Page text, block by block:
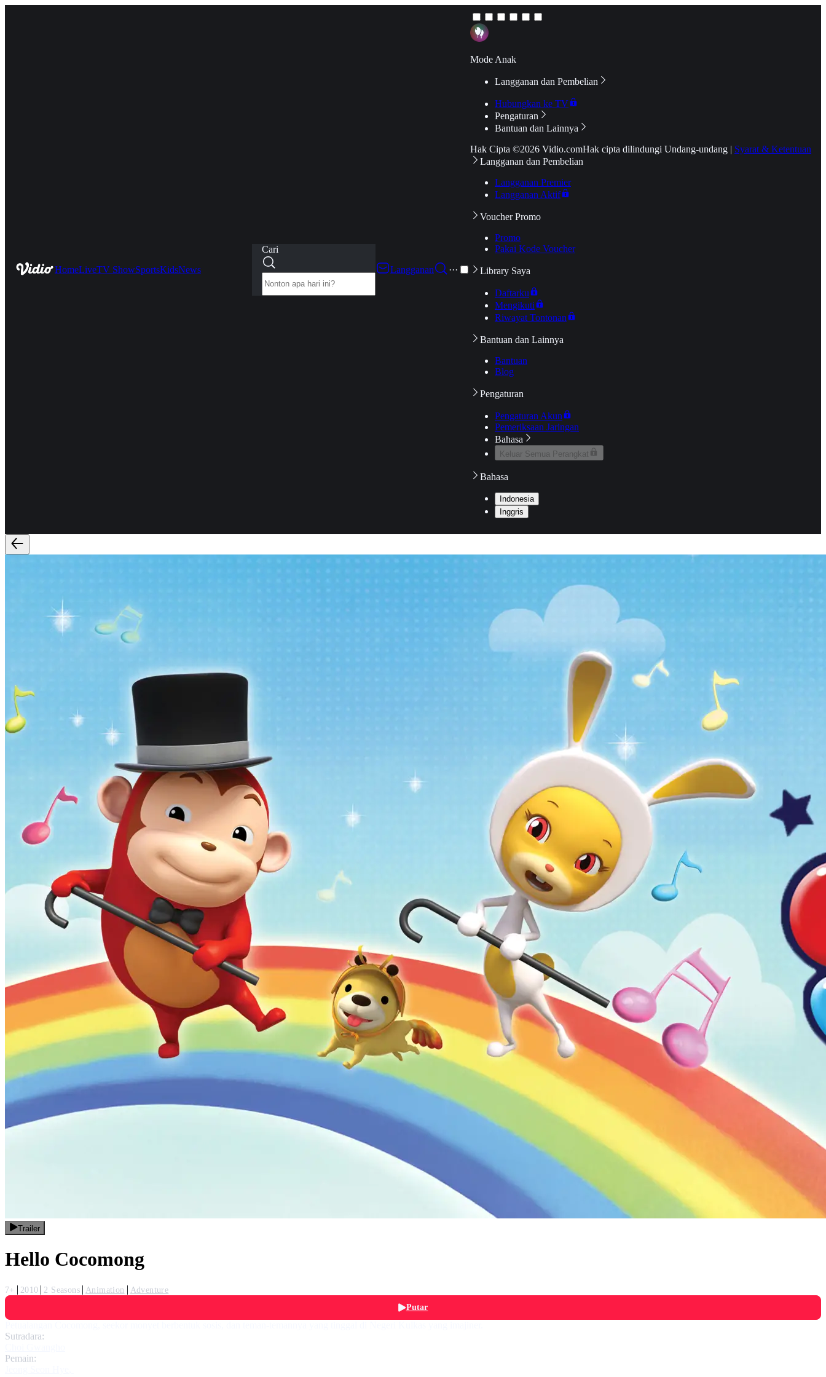
HomeLiveTV ShowSportsKidsNews
Cari
Langganan
···
Mode Anak
Langganan dan Pembelian
Hubungkan ke TV
Pengaturan
Bantuan dan Lainnya
Hak Cipta ©2026 Vidio.comHak cipta dilindungi Undang-undang | Syarat & Ketentuan
Langganan dan Pembelian
Langganan Premier
Langganan Aktif
Voucher Promo
Promo
Pakai Kode Voucher
Library Saya
Daftarku
Mengikuti
Riwayat Tontonan
Bantuan dan Lainnya
Bantuan
Blog
Pengaturan
Pengaturan Akun
Pemeriksaan Jaringan
Bahasa
Keluar Semua Perangkat
Bahasa
Indonesia
Inggris
Trailer
Hello Cocomong
7+ 2010 2 Seasons Animation
Adventure
Putar
Sutradara:
Pemain: